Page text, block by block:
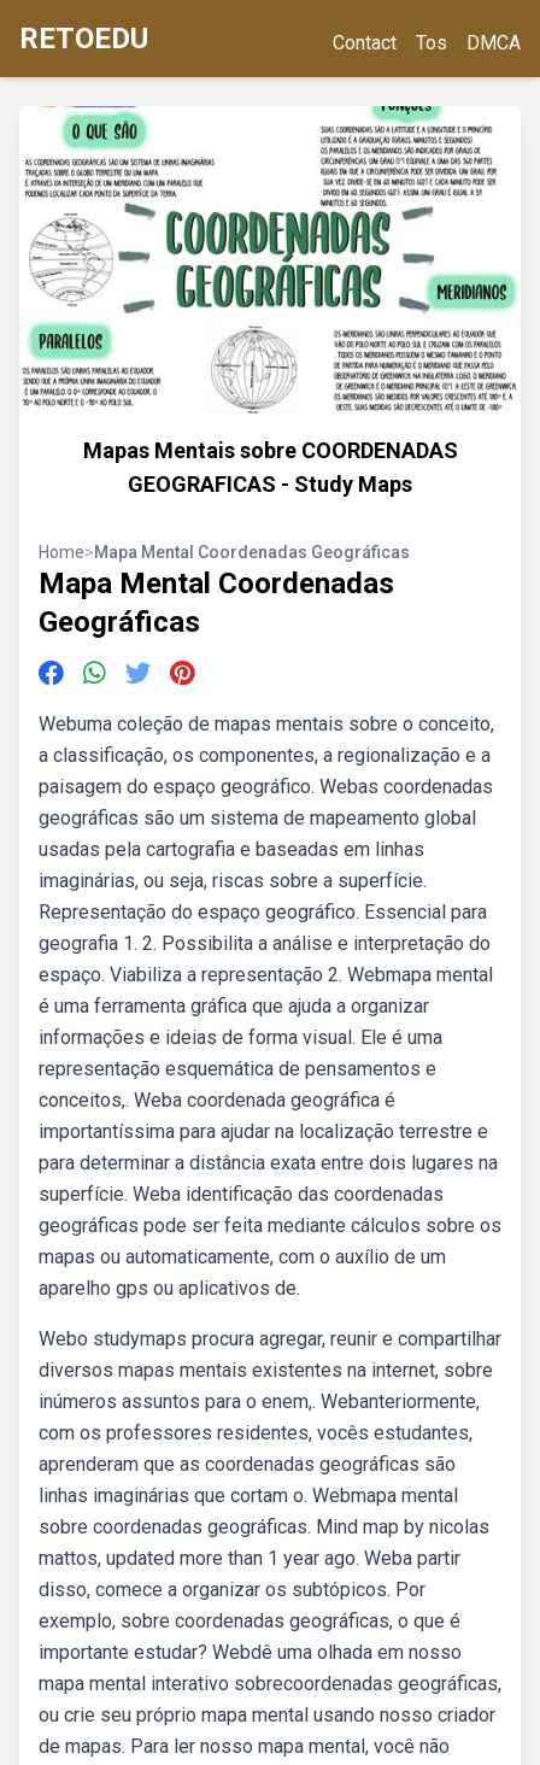
RETOEDU Contact Tos DMCA
Mapas Mentais sobre COORDENADAS
GEOGRAFICAS - Study Maps
Home>Mapa Mental Coordenadas Geográficas
Mapa Mental Coordenadas
Geográficas
Webuma coleção de mapas mentais sobre o conceito,
a classificação, os componentes, a regionalização e a
paisagem do espaço geográfico. Webas coordenadas
geográficas são um sistema de mapeamento global
usadas pela cartografia e baseadas em linhas
imaginárias, ou seja, riscas sobre a superfície.
Representação do espaço geográfico. Essencial para
geografia 1. 2. Possibilita a análise e interpretação do
espaço. Viabiliza a representação 2. Webmapa mental
é uma ferramenta gráfica que ajuda a organizar
informações e ideias de forma visual. Ele é uma
representação esquemática de pensamentos e
conceitos,. Weba coordenada geográfica é
importantíssima para ajudar na localização terrestre e
para determinar a distância exata entre dois lugares na
superfície. Weba identificação das coordenadas
geográficas pode ser feita mediante cálculos sobre os
mapas ou automaticamente, com o auxílio de um
aparelho gps ou aplicativos de.
Webo studymaps procura agregar, reunir e compartilhar
diversos mapas mentais existentes na internet, sobre
inúmeros assuntos para o enem,. Webanteriormente,
com os professores residentes, vocês estudantes,
aprenderam que as coordenadas geográficas são
linhas imaginárias que cortam o. Webmapa mental
sobre coordenadas geográficas. Mind map by nicolas
mattos, updated more than 1 year ago. Weba partir
disso, comece a organizar os subtópicos. Por
exemplo, sobre coordenadas geográficas, o que é
importante estudar? Webdê uma olhada em nosso
mapa mental interativo sobrecoordenadas geográficas,
ou crie seu próprio mapa mental usando nosso criador
de mapas. Para ler nosso mapa mental, você não